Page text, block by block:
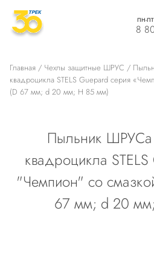
ПН-
8
Главная / Чехлы защитные ШРУС /
квадроцикла STELS Guepard серия
(D 67 мм; d 20 мм; H 85 мм)
Пыльник ШРУСа
квадроцикла
"Чемпион" со
67 мм; d 20